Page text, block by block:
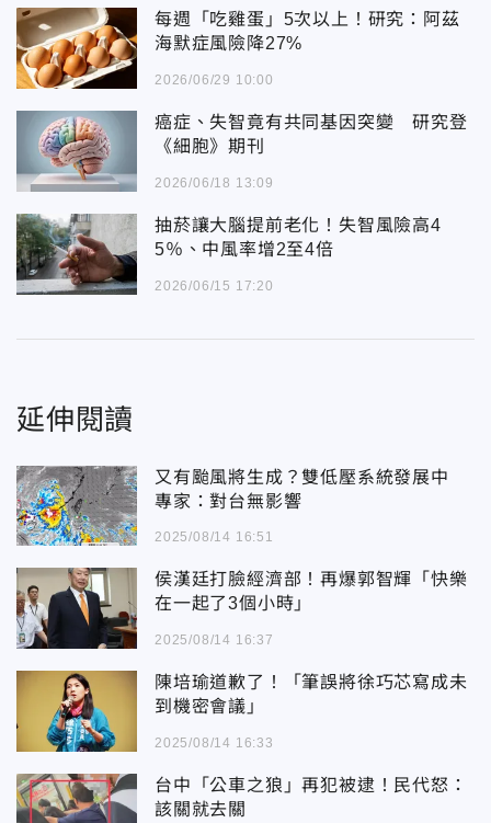
每週「吃雞蛋」5次以上！研究：阿茲
海默症風險降27%
2026/06/29 10:00
癌症、失智竟有共同基因突變 研究登
《細胞》期刊
2026/06/18 13:09
抽菸讓大腦提前老化！失智風險高4
5％、中風率增2至4倍
2026/06/15 17:20
延伸閱讀
又有颱風將生成？雙低壓系統發展中
專家：對台無影響
2025/08/14 16:51
侯漢廷打臉經濟部！再爆郭智輝「快樂
在一起了3個小時」
2025/08/14 16:37
陳培瑜道歉了！「筆誤將徐巧芯寫成未
到機密會議」
2025/08/14 16:33
台中「公車之狼」再犯被逮！民代怒：
該關就去關